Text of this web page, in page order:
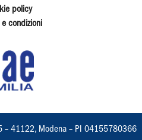
policy
e condizioni
– 41122, Modena – PI 04155780366